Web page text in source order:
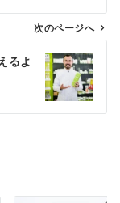
次のページへ
るよ